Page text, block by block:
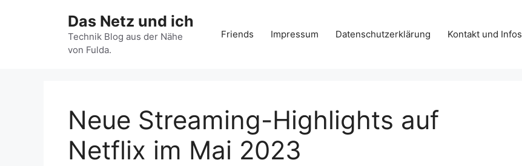
Das Netz und ich
Technik Blog aus der Nähe
von Fulda.
Friends Impressum Datenschutzerklärung Kontakt und Infos
Neue Streaming-Highlights auf
Netflix im Mai 2023